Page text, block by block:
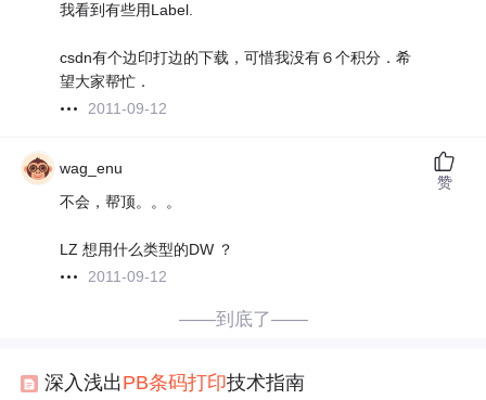
我看到有些用Label.
csdn有个边印打边的下载，可惜我没有６个积分．希
望大家帮忙．
2011-09-12
wag_enu
不会，帮顶。。。
LZ 想用什么类型的DW ？
2011-09-12
赞
——到底了——
深入浅出PB条码打印技术指南